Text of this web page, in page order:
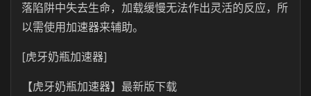
落陷阱中失去生命，加载缓慢无法作出灵活的反应，所
以需使用加速器来辅助。
[虎牙奶瓶加速器]
【虎牙奶瓶加速器】最新版下载